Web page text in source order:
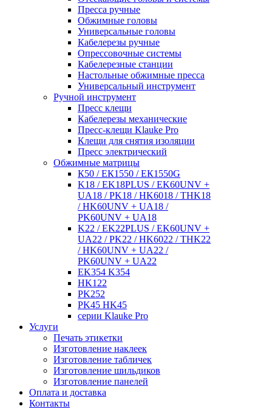
Пресса ручные
Обжимные головы
Универсальные головы
Кабелерезы ручные
Опрессовочные системы
Кабелерезные станции
Настольные обжимные пресса
Универсальный инструмент
Ручной инструмент
Пресс клещи
Кабелерезы механические
Пресс-клещи Klauke Pro
Клещи для снятия изоляции
Пресс электрический
Обжимные матрицы
К50 / ЕК1550 / ЕК1550G
K18 / EK18PLUS / EK60UNV +
UA18 / PK18 / HK6018 / THK18
/ HK60UNV + UA18 /
PK60UNV + UA18
K22 / EK22PLUS / EK60UNV +
UA22 / PK22 / HK6022 / THK22
/ HK60UNV + UA22 /
PK60UNV + UA22
EK354 K354
HK122
PK252
PK45 HK45
серии Klauke Pro
Услуги
Печать этикетки
Изготовление наклеек
Изготовление табличек
Изготовление шильдиков
Изготовление панелей
Оплата и доставка
Контакты